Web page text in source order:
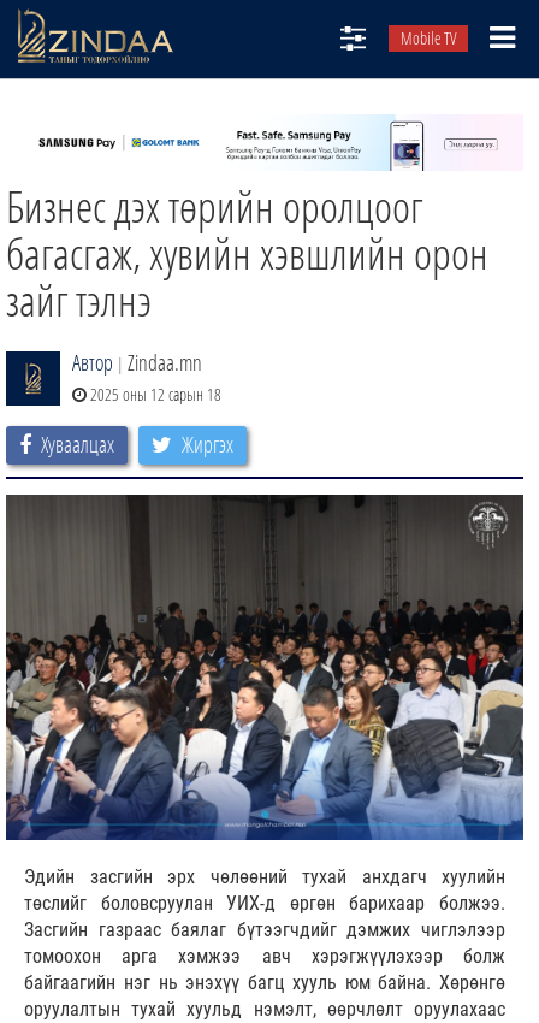
Mobile TV
ТВ8
ӨГЛӨӨНИЙ СОНИН
АУДИО ЗОХИОЛ
ЗИНДАА СЭТГҮҮЛ
Бизнес дэх төрийн оролцоог
багасгаж, хувийн хэвшлийн орон
зайг тэлнэ
Автор | Zindaa.mn
2025 оны 12 сарын 18
Хуваалцах Жиргэх
Эдийн засгийн эрх чөлөөний тухай анхдагч хуулийн
төслийг боловсруулан УИХ-д өргөн барихаар болжээ.
Засгийн газраас баялаг бүтээгчдийг дэмжих чиглэлээр
томоохон арга хэмжээ авч хэрэгжүүлэхээр болж
байгаагийн нэг нь энэхүү багц хууль юм байна. Хөрөнгө
оруулалтын тухай хуульд нэмэлт, өөрчлөлт оруулахаас